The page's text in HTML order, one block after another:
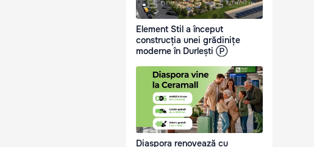
Element Stil a început
construcția unei grădinițe
moderne în Durlești Ⓟ
Diaspora renovează cu